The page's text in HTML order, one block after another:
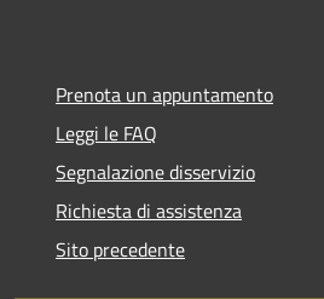
Prenota un appuntamento
Leggi le FAQ
Segnalazione disservizio
Richiesta di assistenza
Sito precedente